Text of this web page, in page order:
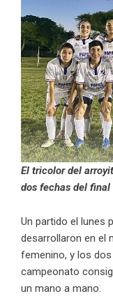
El tricolor del
dos fechas del final
Un partido el lunes
desarrollaron en el
femenino, y los
campeonato
un mano a mano.